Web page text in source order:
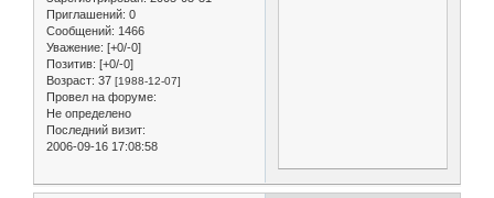
Приглашений: 0
Сообщений: 1466
Уважение: [+0/-0]
Позитив: [+0/-0]
Возраст: 37 [1988-12-07]
Провел на форуме:
Не определено
Последний визит:
2006-09-16 17:08:58